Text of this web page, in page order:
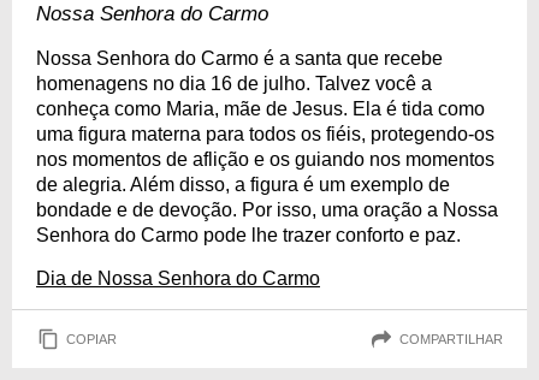
Nossa Senhora do Carmo
Nossa Senhora do Carmo é a santa que recebe
homenagens no dia 16 de julho. Talvez você a
conheça como Maria, mãe de Jesus. Ela é tida como
uma figura materna para todos os fiéis, protegendo-os
nos momentos de aflição e os guiando nos momentos
de alegria. Além disso, a figura é um exemplo de
bondade e de devoção. Por isso, uma oração a Nossa
Senhora do Carmo pode lhe trazer conforto e paz.
Dia de Nossa Senhora do Carmo
COPIAR COMPARTILHAR